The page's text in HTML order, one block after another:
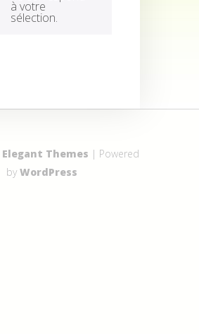
à votre
sélection.
Elegant Themes | Powered
by WordPress